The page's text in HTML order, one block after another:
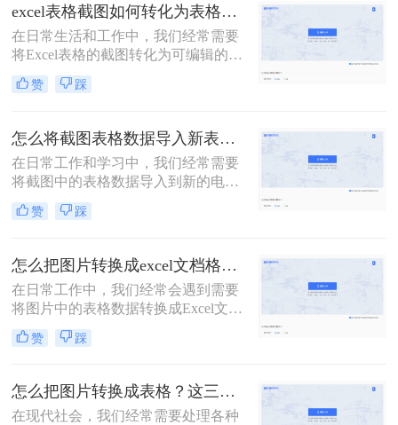
excel表格截图如何转化为表格？可以试试这三个方法！
在日常生活和工作中，我们经常需要
将Excel表格的截图转化为可编辑的表
格格式，以便进行进一步的数据处理
和分析。那么excel表格截图如何转化
格截图转化为表格的方法。
赞 踩
怎么将截图表格数据导入新表格？推荐三种提取方法!
在日常工作和学习中，我们经常需要
将截图中的表格数据导入到新的电子
表格中，以便进行进一步的数据处理
和分析。那么怎么将截图表格数据导
表格数据导入新表格的方法。
赞 踩
怎么把图片转换成excel文档格式？学会这2个方法就够了！
在日常工作中，我们经常会遇到需要
将图片中的表格数据转换成Excel文档
格式的情况。例如，从报告、发票或
网页截图中提取数据。那么怎么把图
细介绍两种将图片转换成Excel文档格
式的方法。
赞 踩
怎么把图片转换成表格？这三个免费方法教会你！
在现代社会，我们经常需要处理各种